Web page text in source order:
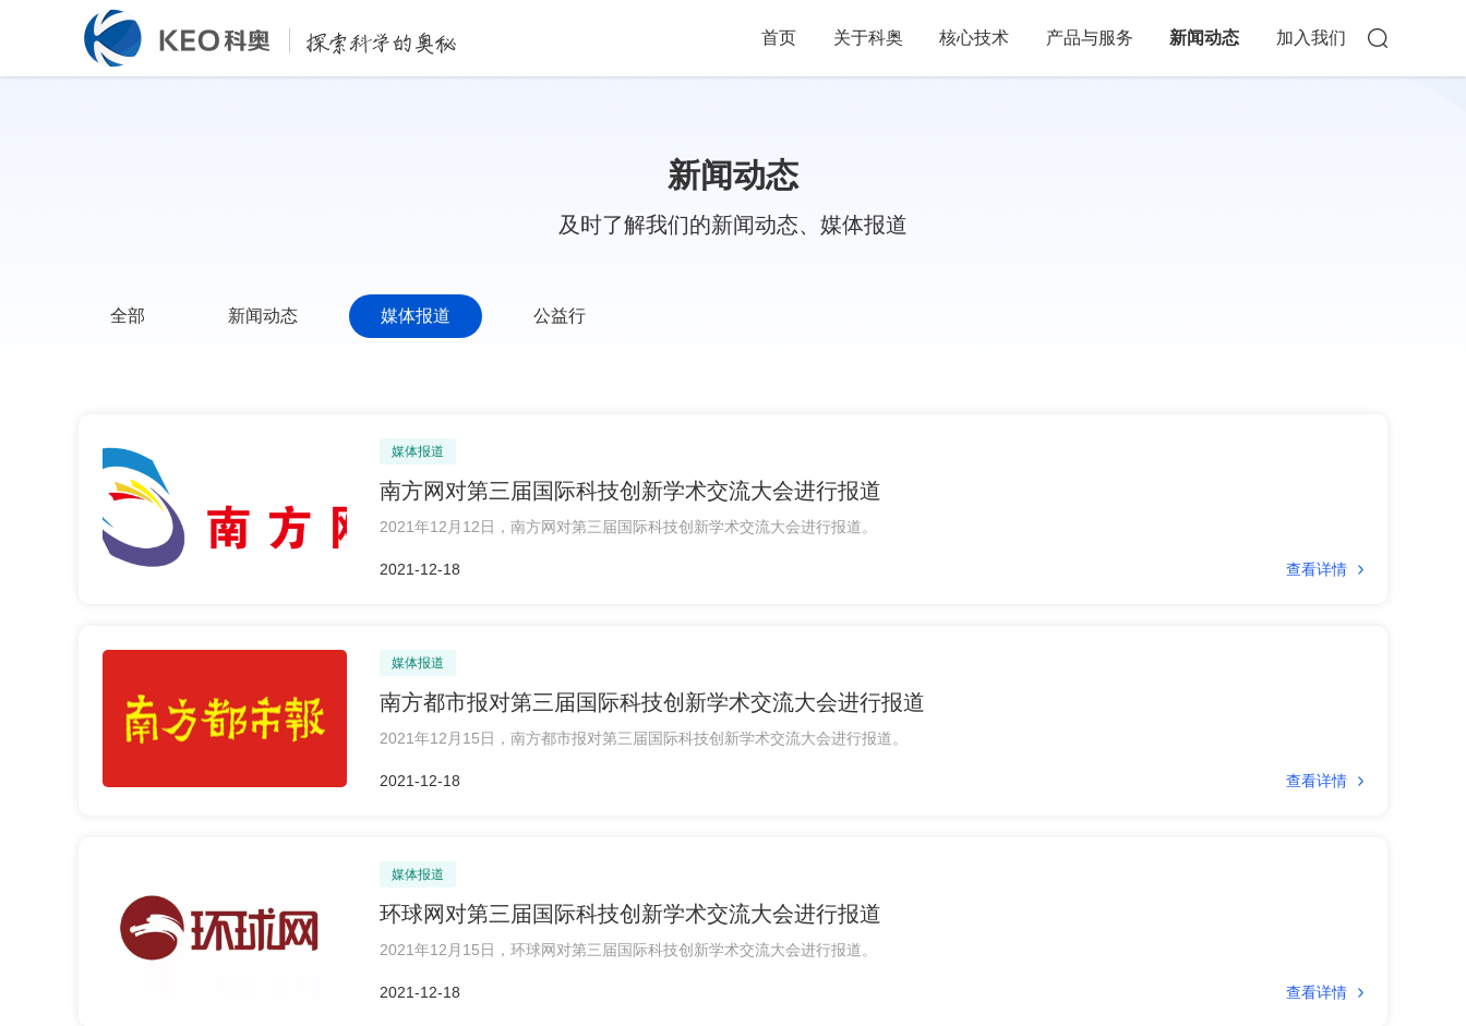
首页 关于科奥 核心技术 产品与服务 新闻动态 加入我们
新闻动态
及时了解我们的新闻动态、媒体报道
全部 新闻动态 媒体报道 公益行
媒体报道
南方网对第三届国际科技创新学术交流大会进行报道
2021年12月12日，南方网对第三届国际科技创新学术交流大会进行报道。
2021-12-18 查看详情
媒体报道
南方都市报对第三届国际科技创新学术交流大会进行报道
2021年12月15日，南方都市报对第三届国际科技创新学术交流大会进行报道。
2021-12-18 查看详情
媒体报道
环球网对第三届国际科技创新学术交流大会进行报道
2021年12月15日，环球网对第三届国际科技创新学术交流大会进行报道。
2021-12-18 查看详情